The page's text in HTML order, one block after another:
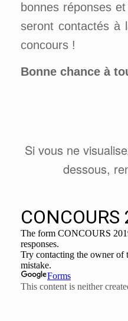
bonnes réponses
seront contactés à
concours !
Bonne chance à
Si vous ne
dessous,